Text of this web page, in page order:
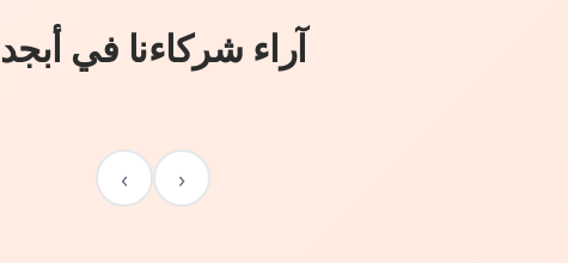
آراء شركاءنا في أبجد
‹
›